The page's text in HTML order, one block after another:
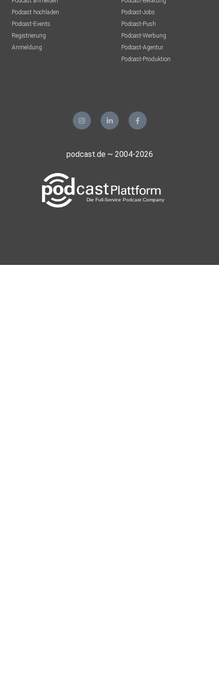
Podcast hochladen
Podcast-Events
Registrierung
Anmeldung
Podcast-Jobs
Podcast-Push
Podcast-Werbung
Podcast-Agentur
Podcast-Produktion
podcast.de ~ 2004-2026